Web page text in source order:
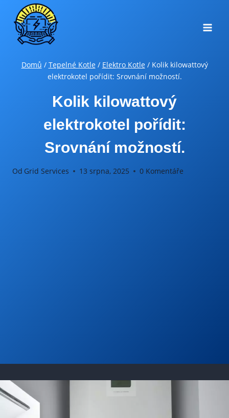
Přeskočit
obsah
Domů / Tepelné Kotle / Elektro Kotle / Kolik kilowattový
elektrokotel pořídit: Srovnání možností.
Kolik kilowattový
elektrokotel pořídit:
Srovnání možností.
Od Grid Services 13 srpna, 2025 0 Komentáře